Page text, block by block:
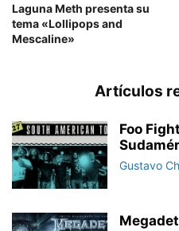
Laguna Meth presenta su
tema «Lollipops and
Mescaline»
Artículos
Foo
Gustavo